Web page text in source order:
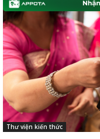
Thư viện kiến thức